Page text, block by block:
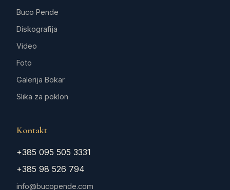
Buco Pende
Diskografija
Video
Foto
Galerija Bokar
Slika za poklon
Kontakt
+385 095 505 3331
+385 98 526 794
info@bucopende.com